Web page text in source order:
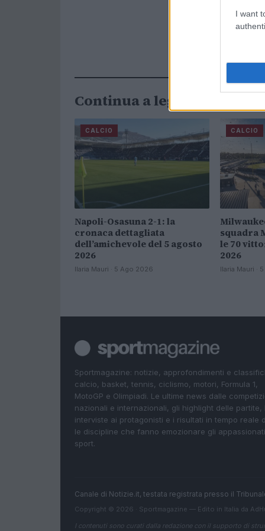
I want
Continua a leggere
CALCIO
Napoli-Osasuna 2-1: la
cronaca dettagliata
dell’amichevole del 5 agosto
2026
Ilaria Mauri · 5 Ago 2026
CALCIO
squadra
le 70
2026
Ilaria Mauri ·
Sportmagazine: notizie, approfondimenti e
calcio, basket, tennis, ciclismo, motori, Formula 1,
MotoGP e Olimpiadi. Le ultime news dalle
nazionali e internazionali, gli highlight delle partite,
interviste ai protagonisti e i risultati in tempo reale
le discipline che fanno emozionare gli
sport.
Canale di Notizie.it, testata registrata presso il
Copyright © 2026 · Sportmagazine — Edito in Italia da
I contenuti sono curati dalla redazione con il supporto di